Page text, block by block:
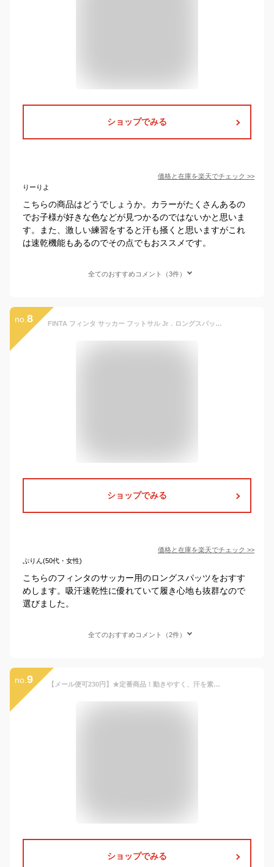
ショップでみる
価格と在庫を楽天でチェック >>
りーりよ
こちらの商品はどうでしょうか。カラーがたくさんあるの
でお子様が好きな色などが見つかるのではないかと思いま
す。また、激しい練習をすると汗も掻くと思いますがこれ
は速乾機能もあるのでその点でもおススメです。
全てのおすすめコメント（3件）
no. 8 FINTA フィンタ サッカー フットサル Jr．ロングスパッツ コンプレッションウェア ジュニア オールシーズン インナー アンダーシャツ 長袖 スポーツウェア 吸汗速乾 コンプレッションシャツ トレーニング ランニング スポーツ シャツ FTW7030 全13色
ショップでみる
価格と在庫を楽天でチェック >>
ぷりん(50代・女性)
こちらのフィンタのサッカー用のロングスパッツをおすす
めします。吸汗速乾性に優れていて履き心地も抜群なので
選びました。
全てのおすすめコメント（2件）
no. 9 【メール便可230円】★定番商品！動きやすく、汗を素早く吸収発散★【ヒュンメル hummel】【ウェア】 ジュニア用フィット インナーロングパンツ 子供 こども 小学生 サッカー フットサル トレーニング コンプレッション アンダーウェア タイツ スパッツ HJP6039LP [230916]
ショップでみる